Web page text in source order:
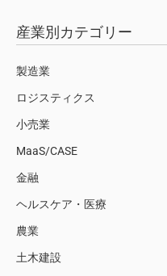
産業別カテゴリー
製造業
ロジスティクス
小売業
MaaS/CASE
金融
ヘルスケア・医療
農業
土木建設